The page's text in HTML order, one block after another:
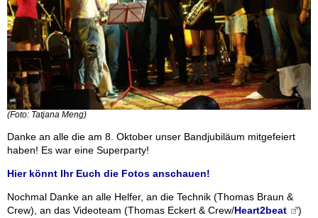
(Foto: Tatjana Meng)
Danke an alle die am 8. Oktober unser Bandjubiläum mitgefeiert
haben! Es war eine Superparty!
Hier könnt Ihr Euch die Fotos anschauen!
Nochmal Danke an alle Helfer, an die Technik (Thomas Braun &
Crew), an das Videoteam (Thomas Eckert & Crew/Heart2beat )